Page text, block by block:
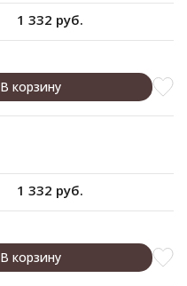
1 332 руб.
В корзину
1 332 руб.
В корзину